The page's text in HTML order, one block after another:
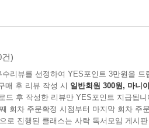
건)
수리뷰를 선정하여 YES포인트 3만원을 드
매 후 리뷰 작성 시 일반회원 300원, 마니
드 후 작성한 리뷰만 YES포인트 지급됩니
회차 주문확정 시점부터 마지막 회차 주
로 진행된 클래스는 사락 독서모임 게시